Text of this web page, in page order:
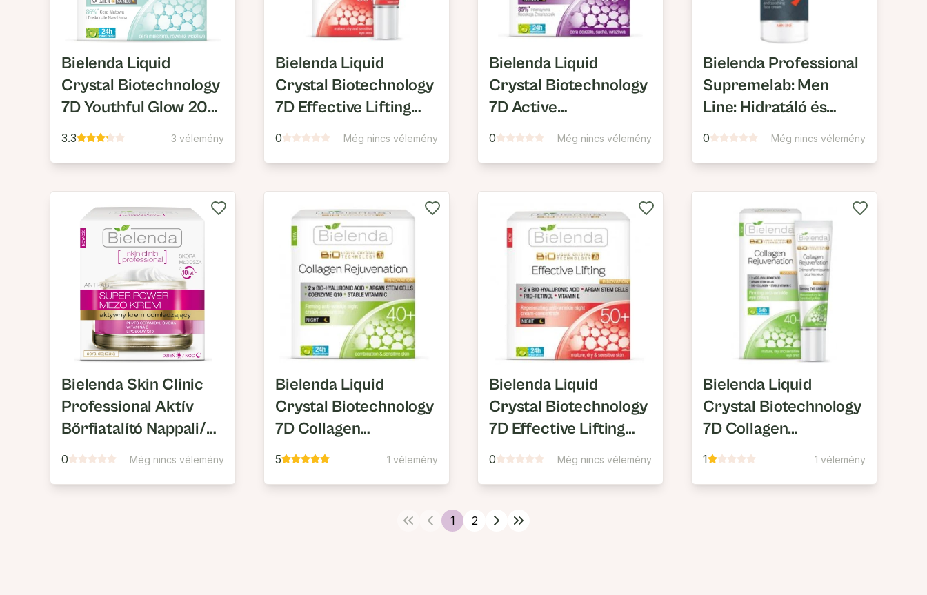
Bielenda Liquid
Crystal Biotechnology
7D Youthful Glow 20+
Mattító, Ultra
3.3 3 vélemény
Bielenda Liquid
Crystal Biotechnology
7D Effective Lifting
50+ Lifting Hatású,
0 Még nincs vélemény
Bielenda Liquid
Crystal Biotechnology
7D Active
Regeneration 60+
0 Még nincs vélemény
Bielenda Professional
Supremelab: Men
Line: Hidratáló és
Nyugtató Hatású
0 Még nincs vélemény
Bielenda Skin Clinic
Professional Aktív
Bőrfiatalító Nappali/
Éjszakai Arckrém
0 Még nincs vélemény
Bielenda Liquid
Crystal Biotechnology
7D Collagen
Rejuvenation 40+
5 1 vélemény
Bielenda Liquid
Crystal Biotechnology
7D Effective Lifting
50+ Regeneráló,
0 Még nincs vélemény
Bielenda Liquid
Crystal Biotechnology
7D Collagen
Rejuvenation 40+
1 1 vélemény
1 2